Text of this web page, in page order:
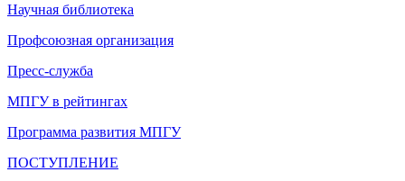
Научная библиотека
Профсоюзная организация
Пресс-служба
МПГУ в рейтингах
Программа развития МПГУ
ПОСТУПЛЕНИЕ